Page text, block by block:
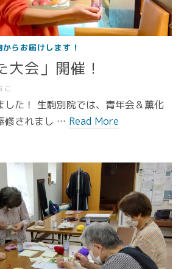
からお届けします！
大会」開催！
こ
した！ 生駒別院では、青年会＆薫化
修されまし … Read More